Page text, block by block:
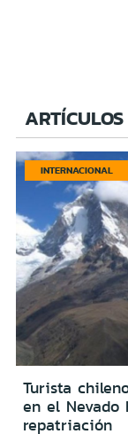
INTERNACIONAL
Turista
en el Nevado
repatriación